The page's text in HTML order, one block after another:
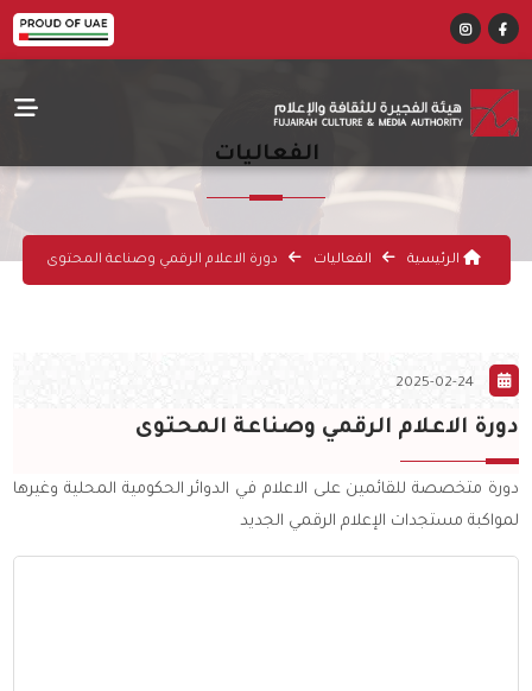
الفعاليات
الرئيسية الفعاليات دورة الاعلام الرقمي وصناعة المحتوى
2025-02-24
دورة الاعلام الرقمي وصناعة المحتوى
دورة متخصصة للقائمين على الاعلام في الدوائر الحكومية المحلية وغيرها
لمواكبة مستجدات الإعلام الرقمي الجديد